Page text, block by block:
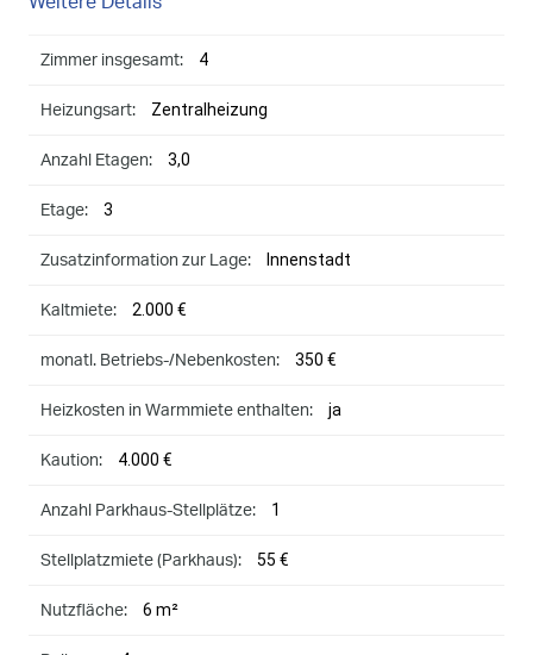
Zimmer insgesamt: 4
Heizungsart: Zentralheizung
Anzahl Etagen: 3,0
Etage: 3
Zusatzinformation zur Lage: Innenstadt
Kaltmiete: 2.000 €
monatl. Betriebs-/Nebenkosten: 350 €
Heizkosten in Warmmiete enthalten: ja
Kaution: 4.000 €
Anzahl Parkhaus-Stellplätze: 1
Stellplatzmiete (Parkhaus): 55 €
Nutzfläche: 6 m²